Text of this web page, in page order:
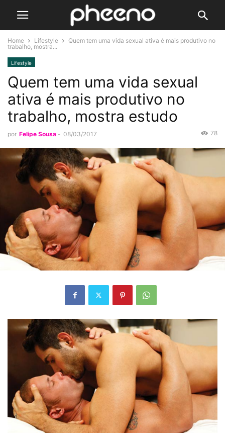
Home Lifestyle
Quem tem uma vida sexual ativa é mais produtivo no
trabalho, mostra...
Lifestyle
Quem tem uma vida sexual
ativa é mais produtivo no
trabalho, mostra estudo
por Felipe Sousa - 08/03/2017 78